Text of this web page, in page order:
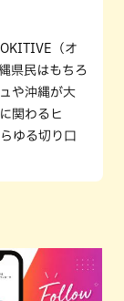
（オ
県民はもちろ
や沖縄が大
関わるヒ
ゆる切り口